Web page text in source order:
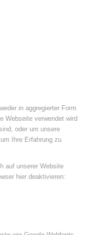
in aggregierter Form
Webseite verwendet wird
oder um unsere
Ihre Erfahrung zu
auf unserer Website
hier deaktivieren: